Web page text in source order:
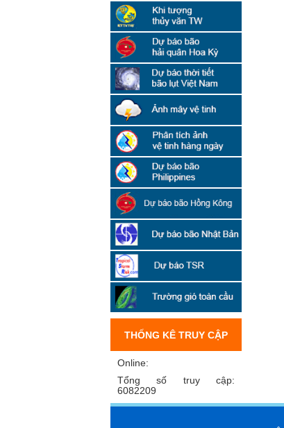
THỐNG KÊ TRUY CẬP
Online:
Tổng số truy cập:
6082209